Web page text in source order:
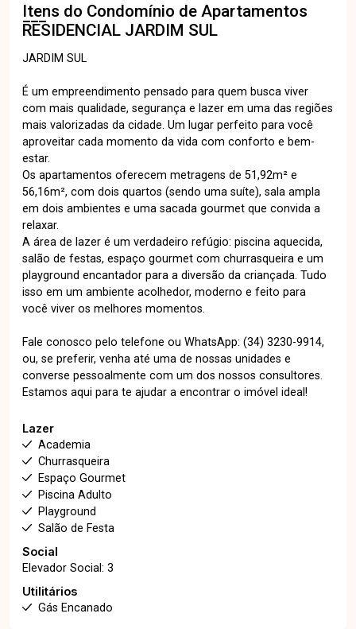
Itens do Condomínio de Apartamentos
RESIDENCIAL JARDIM SUL
JARDIM SUL
É um empreendimento pensado para quem busca viver
com mais qualidade, segurança e lazer em uma das regiões
mais valorizadas da cidade. Um lugar perfeito para você
aproveitar cada momento da vida com conforto e bem-
estar.
Os apartamentos oferecem metragens de 51,92m² e
56,16m², com dois quartos (sendo uma suíte), sala ampla
em dois ambientes e uma sacada gourmet que convida a
relaxar.
A área de lazer é um verdadeiro refúgio: piscina aquecida,
salão de festas, espaço gourmet com churrasqueira e um
playground encantador para a diversão da criançada. Tudo
isso em um ambiente acolhedor, moderno e feito para
você viver os melhores momentos.
Fale conosco pelo telefone ou WhatsApp: (34) 3230-9914,
ou, se preferir, venha até uma de nossas unidades e
converse pessoalmente com um dos nossos consultores.
Estamos aqui para te ajudar a encontrar o imóvel ideal!
Lazer
Academia
Churrasqueira
Espaço Gourmet
Piscina Adulto
Playground
Salão de Festa
Social
Elevador Social: 3
Utilitários
Gás Encanado